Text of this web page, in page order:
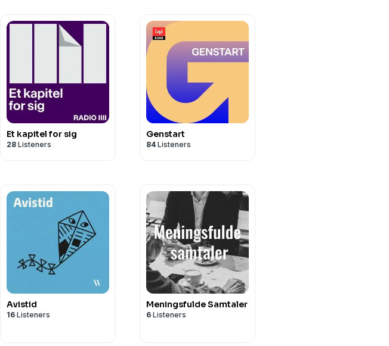
Et kapitel for sig
28 Listeners
Genstart
84 Listeners
Avistid
16 Listeners
Meningsfulde Samtaler
6 Listeners